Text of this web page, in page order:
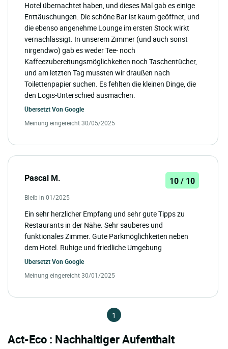
Hotel übernachtet haben, und dieses Mal gab es einige
Enttäuschungen. Die schöne Bar ist kaum geöffnet, und
die ebenso angenehme Lounge im ersten Stock wirkt
vernachlässigt. In unserem Zimmer (und auch sonst
nirgendwo) gab es weder Tee- noch
Kaffeezubereitungsmöglichkeiten noch Taschentücher,
und am letzten Tag mussten wir draußen nach
Toilettenpapier suchen. Es fehlten die kleinen Dinge, die
den Logis-Unterschied ausmachen.
Übersetzt Von Google
Meinung eingereicht 30/05/2025
Pascal M. 10 / 10
Bleib in 01/2025
Ein sehr herzlicher Empfang und sehr gute Tipps zu
Restaurants in der Nähe. Sehr sauberes und
funktionales Zimmer. Gute Parkmöglichkeiten neben
dem Hotel. Ruhige und friedliche Umgebung
Übersetzt Von Google
Meinung eingereicht 30/01/2025
1
Act-Eco : Nachhaltiger Aufenthalt